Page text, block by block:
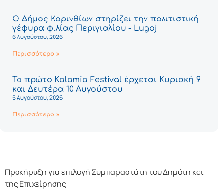
Ο Δήμος Κορινθίων στηρίζει την πολιτιστική
γέφυρα φιλίας Περιγιαλίου - Lugoj
6 Αυγούστου, 2026
Περισσότερα »
Το πρώτο Kalamia Festival έρχεται Κυριακή 9
και Δευτέρα 10 Αυγούστου
5 Αυγούστου, 2026
Περισσότερα »
Προκήρυξη για επιλογή Συμπαραστάτη του Δημότη και
της Επιχείρησης